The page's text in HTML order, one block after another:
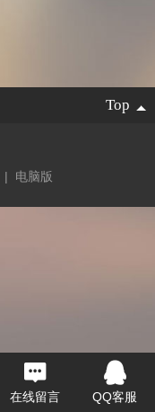
Top
| 电脑版
在线留言 QQ客服